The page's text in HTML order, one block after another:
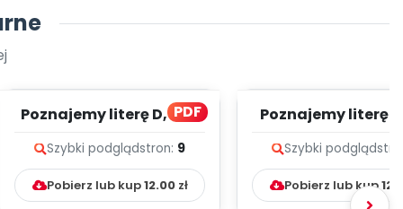
PDF
Poznajemy literę D, cz. 1
Szybki podglądstron: 9
Pobierz lub kup12.00zł
Poznajemy literę E,
Szybki podgląd
Pobierz lub kup